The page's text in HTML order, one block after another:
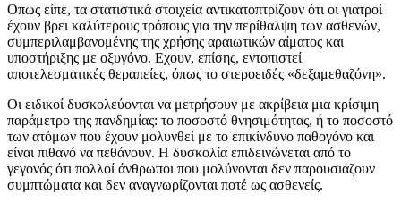
Οπως είπε, τα στατιστικά στοιχεία αντικατοπτρίζουν ότι οι γιατροί
έχουν βρει καλύτερους τρόπους για την περίθαλψη των ασθενών,
συμπεριλαμβανομένης της χρήσης αραιωτικών αίματος και
υποστήριξης με οξυγόνο. Εχουν, επίσης, εντοπιστεί
αποτελεσματικές θεραπείες, όπως το στεροειδές «δεξαμεθαζόνη».
Οι ειδικοί δυσκολεύονται να μετρήσουν με ακρίβεια μια κρίσιμη
παράμετρο της πανδημίας: το ποσοστό θνησιμότητας, ή το ποσοστό
των ατόμων που έχουν μολυνθεί με το επικίνδυνο παθογόνο και
είναι πιθανό να πεθάνουν. Η δυσκολία επιδεινώνεται από το
γεγονός ότι πολλοί άνθρωποι που μολύνονται δεν παρουσιάζουν
συμπτώματα και δεν αναγνωρίζονται ποτέ ως ασθενείς.